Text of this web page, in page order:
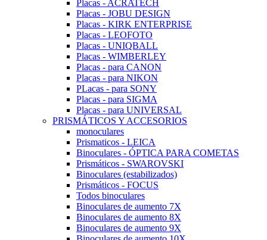
Placas - ACRATECH
Placas - JOBU DESIGN
Placas - KIRK ENTERPRISE
Placas - LEOFOTO
Placas - UNIQBALL
Placas - WIMBERLEY
Placas - para CANON
Placas - para NIKON
PLacas - para SONY
Placas - para SIGMA
Placas - para UNIVERSAL
PRISMÁTICOS Y ACCESORIOS
monoculares
Prismaticos - LEICA
Binoculares - ÓPTICA PARA COMETAS
Prismáticos - SWAROVSKI
Binoculares (estabilizados)
Prismáticos - FOCUS
Todos binoculares
Binoculares de aumento 7X
Binoculares de aumento 8X
Binoculares de aumento 9X